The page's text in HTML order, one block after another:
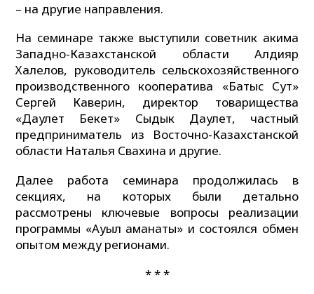
– на другие направления.
На семинаре также выступили советник акима
Западно-Казахстанской области Алдияр
Халелов, руководитель сельскохозяйственного
производственного кооператива «Батыс Сут»
Сергей Каверин, директор товарищества
«Даулет Бекет» Сыдык Даулет, частный
предприниматель из Восточно-Казахстанской
области Наталья Свахина и другие.
Далее работа семинара продолжилась в
секциях, на которых были детально
рассмотрены ключевые вопросы реализации
программы «Ауыл аманаты» и состоялся обмен
опытом между регионами.
* * *